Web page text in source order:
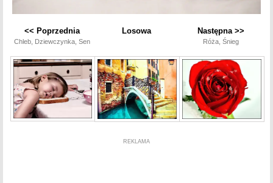
<< Poprzednia
Chleb, Dziewczynka, Sen
Losowa Następna >>
Róża, Śnieg
REKLAMA